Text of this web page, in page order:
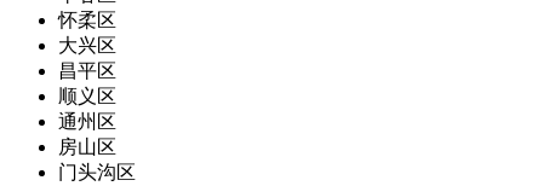
怀柔区
大兴区
昌平区
顺义区
通州区
房山区
门头沟区